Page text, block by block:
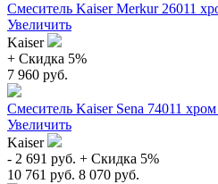
Смеситель Kaiser Merkur 26011
Увеличить
Kaiser
+ Cкидка 5%
7 960 руб.
Смеситель Kaiser Sena 74011
Увеличить
Kaiser
- 2 691 руб. + Cкидка 5%
10 761 руб. 8 070 руб.